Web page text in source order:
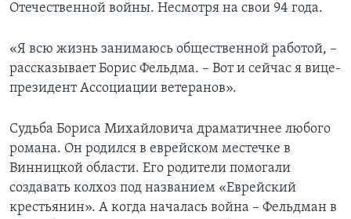
Отечественной войны. Несмотря на свои 94 года.
«Я всю жизнь занимаюсь общественной работой, –
рассказывает Борис Фельдма. – Вот и сейчас я вице-
президент Ассоциации ветеранов».
Судьба Бориса Михайловича драматичнее любого
романа. Он родился в еврейском местечке в
Винницкой области. Его родители помогали
создавать колхоз под названием «Еврейский
крестьянин». А когда началась война – Фельдман в